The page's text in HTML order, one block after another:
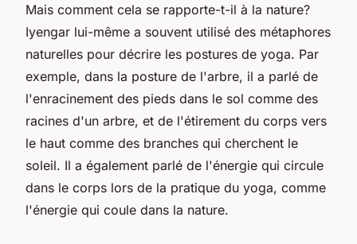
Mais comment cela se rapporte-t-il à la nature?
Iyengar lui-même a souvent utilisé des métaphores
naturelles pour décrire les postures de yoga. Par
exemple, dans la posture de l'arbre, il a parlé de
l'enracinement des pieds dans le sol comme des
racines d'un arbre, et de l'étirement du corps vers
le haut comme des branches qui cherchent le
soleil. Il a également parlé de l'énergie qui circule
dans le corps lors de la pratique du yoga, comme
l'énergie qui coule dans la nature.